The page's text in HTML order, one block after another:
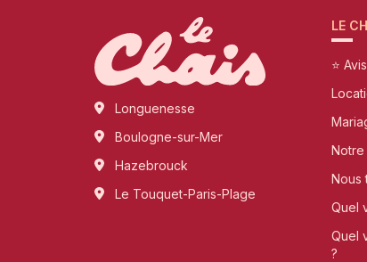
Longuenesse
Boulogne-sur-Mer
Hazebrouck
Le Touquet-Paris-Plage
LE
⭐
Notre
Nous
Quel
Quel
?